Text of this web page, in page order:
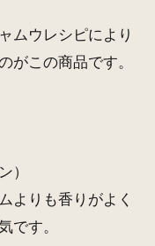
ムウレシピにより
がこの商品です。
）
よりも香りがよく
です。